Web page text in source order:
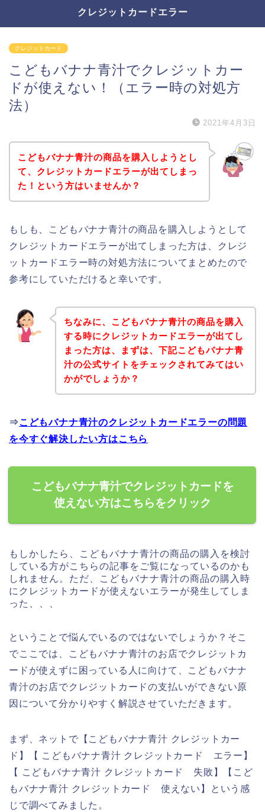
クレジットカードエラー
クレジットカード
こどもバナナ青汁でクレジットカー
ドが使えない！（エラー時の対処方
法）
2021年4月3日
こどもバナナ青汁の商品を購入しようとし
て、クレジットカードエラーが出てしまっ
た！という方はいませんか？
もしも、こどもバナナ青汁の商品を購入しようとして
クレジットカードエラーが出てしまった方は、クレジ
ットカードエラー時の対処方法についてまとめたので
参考にしていただけると幸いです。
ちなみに、こどもバナナ青汁の商品を購入
する時にクレジットカードエラーが出てし
まった方は、まずは、下記こどもバナナ青
汁の公式サイトをチェックされてみてはい
かがでしょうか？
⇒ こどもバナナ青汁のクレジットカードエラーの問題
を今すぐ解決したい方はこちら
こどもバナナ青汁でクレジットカードを
使えない方はこちらをクリック
もしかしたら、こどもバナナ青汁の商品の購入を検討
している方がこちらの記事をご覧になっているのかも
しれません。ただ、こどもバナナ青汁の商品の購入時
にクレジットカードが使えないエラーが発生してしま
った、、、
ということで悩んでいるのではないでしょうか？そこ
でここでは、こどもバナナ青汁のお店でクレジットカ
ードが使えずに困っている人に向けて、こどもバナナ
青汁のお店でクレジットカードの支払いができない原
因について分かりやすく解説させていただきます。
まず、ネットで【こどもバナナ青汁 クレジットカー
ド】【 こどもバナナ青汁 クレジットカード エラー】
【 こどもバナナ青汁 クレジットカード 失敗】【こど
もバナナ青汁 クレジットカード 使えない】という感
じで調べてみました。